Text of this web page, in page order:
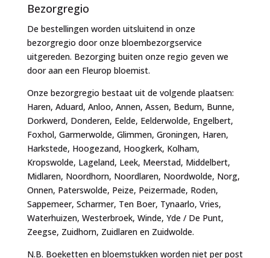
Bezorgregio
De bestellingen worden uitsluitend in onze
bezorgregio door onze bloembezorgservice
uitgereden. Bezorging buiten onze regio geven we
door aan een Fleurop bloemist.
Onze bezorgregio bestaat uit de volgende plaatsen:
Haren, Aduard, Anloo, Annen, Assen, Bedum, Bunne,
Dorkwerd, Donderen, Eelde, Eelderwolde, Engelbert,
Foxhol, Garmerwolde, Glimmen, Groningen, Haren,
Harkstede, Hoogezand, Hoogkerk, Kolham,
Kropswolde, Lageland, Leek, Meerstad, Middelbert,
Midlaren, Noordhorn, Noordlaren, Noordwolde, Norg,
Onnen, Paterswolde, Peize, Peizermade, Roden,
Sappemeer, Scharmer, Ten Boer, Tynaarlo, Vries,
Waterhuizen, Westerbroek, Winde, Yde / De Punt,
Zeegse, Zuidhorn, Zuidlaren en Zuidwolde.
N.B. Boeketten en bloemstukken worden niet per post